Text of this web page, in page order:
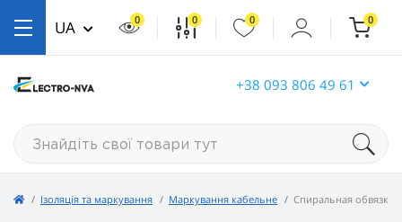
+38 093 806 49 61
UA 0 0 0 0
Ізоляція та маркування Маркування кабельне Спиральная обвязка